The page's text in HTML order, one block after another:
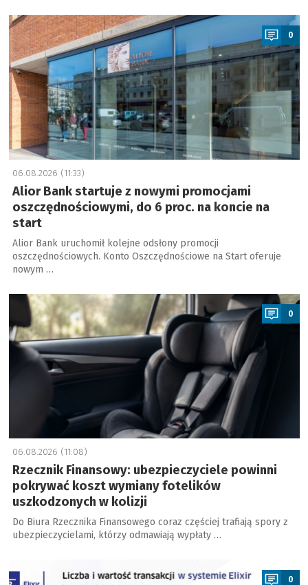
a
0
06.08.2026 (11:33)
Alior Bank startuje z nowymi promocjami
oszczędnościowymi, do 6 proc. na koncie na
start
Alior Bank uruchomił kolejne odsłony promocji
oszczędnościowych. Konto Oszczędnościowe na Start oferuje
nowym …
a
0
06.08.2026 (11:08)
Rzecznik Finansowy: ubezpieczyciele powinni
pokrywać koszt wymiany fotelików
uszkodzonych w kolizji
Do Biura Rzecznika Finansowego coraz częściej trafiają spory z
ubezpieczycielami, którzy odmawiają wypłaty …
0